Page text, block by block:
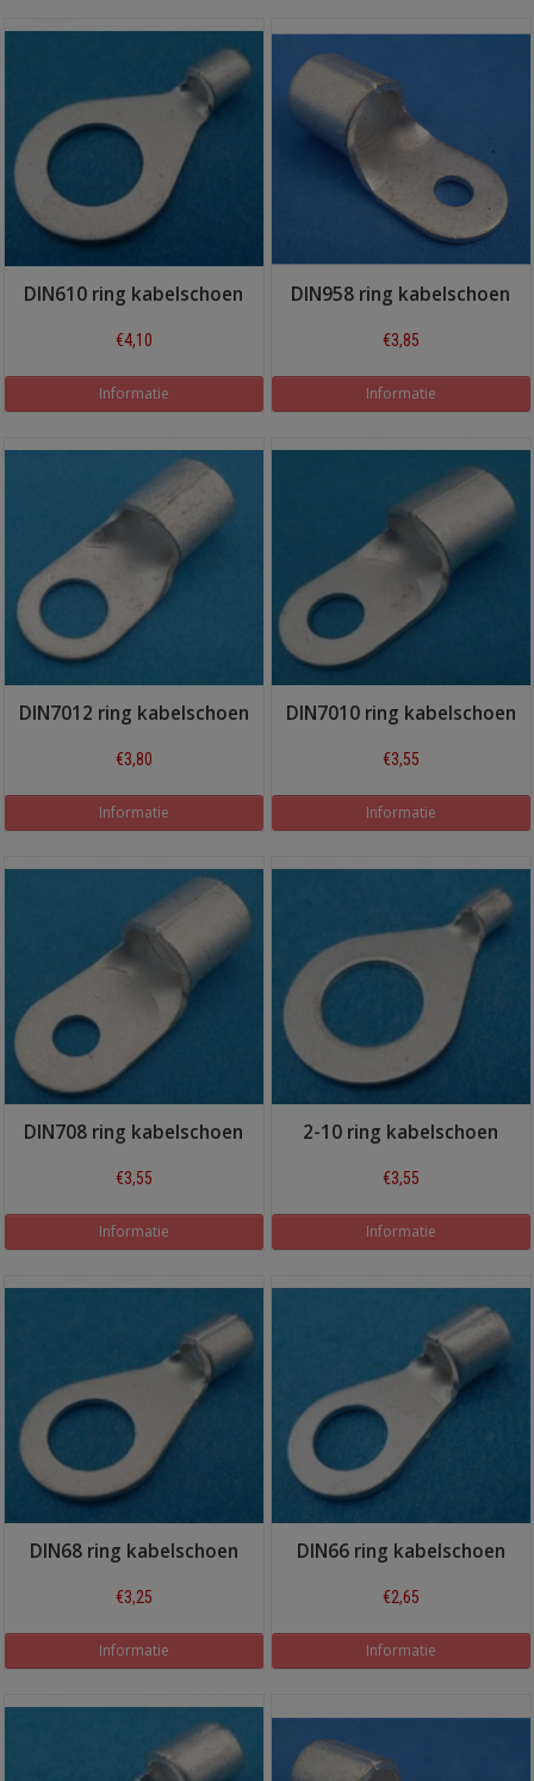
DIN610 ring kabelschoen
€4,10
Informatie
DIN958 ring kabelschoen
€3,85
Informatie
DIN7012 ring kabelschoen
€3,80
Informatie
DIN7010 ring kabelschoen
€3,55
Informatie
DIN708 ring kabelschoen
€3,55
Informatie
2-10 ring kabelschoen
€3,55
Informatie
DIN68 ring kabelschoen
€3,25
Informatie
DIN66 ring kabelschoen
€2,65
Informatie